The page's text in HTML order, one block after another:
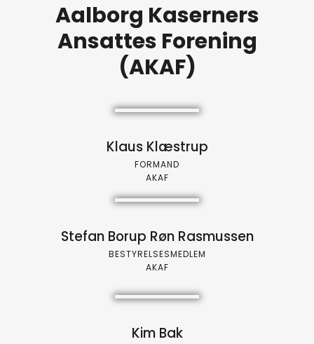
Aalborg Kaserners
Ansattes Forening
(AKAF)
Klaus Klæstrup
FORMAND
AKAF
Stefan Borup Røn Rasmussen
BESTYRELSESMEDLEM
AKAF
Kim Bak